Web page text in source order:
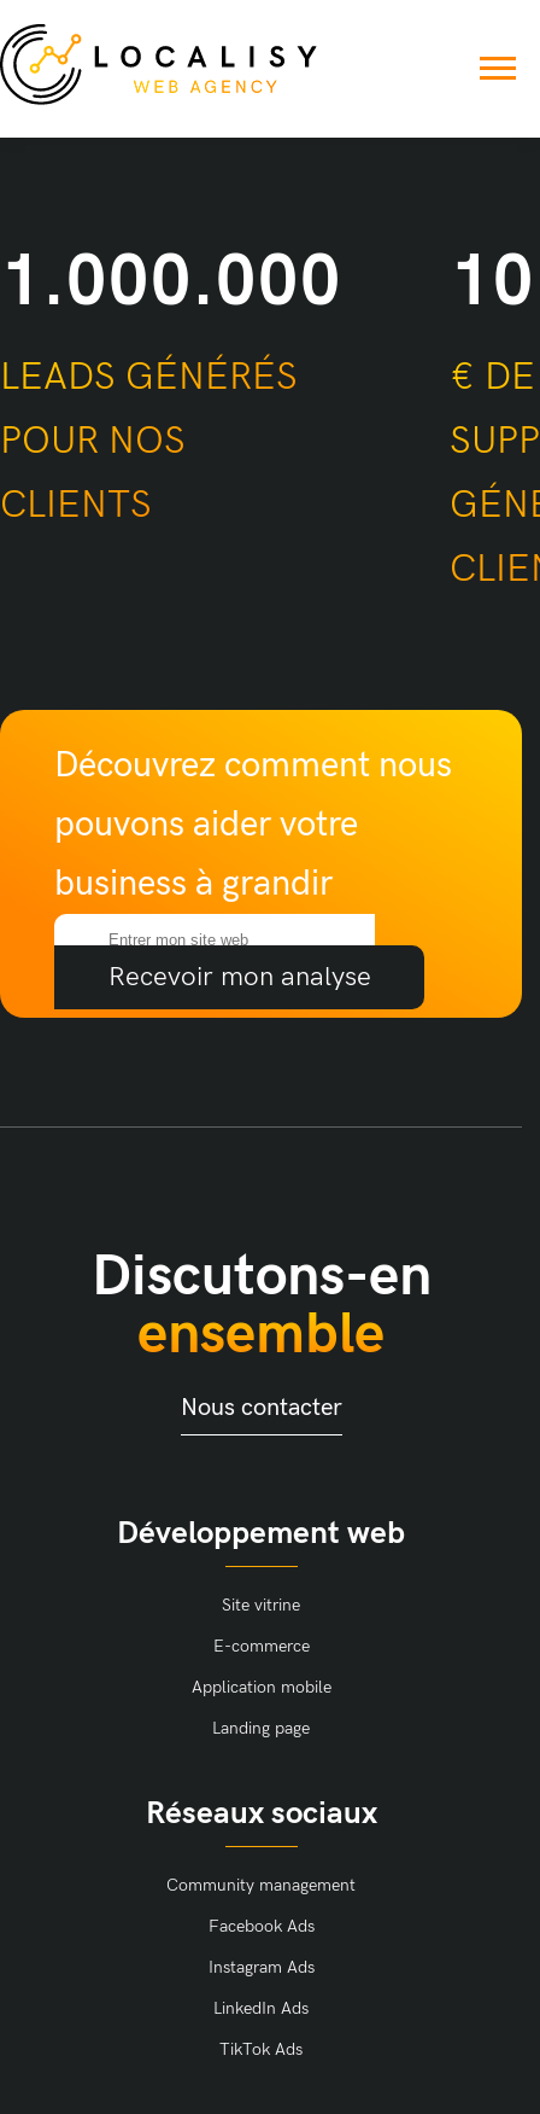
1.000.000
LEADS GÉNÉRÉS
POUR NOS
CLIENTS
€
Découvrez comment nous
pouvons aider votre
business à grandir
Recevoir mon analyse
Discutons-en
ensemble
Nous contacter
Développement web
Site vitrine
E-commerce
Application mobile
Landing page
Réseaux sociaux
Community management
Facebook Ads
Instagram Ads
LinkedIn Ads
TikTok Ads